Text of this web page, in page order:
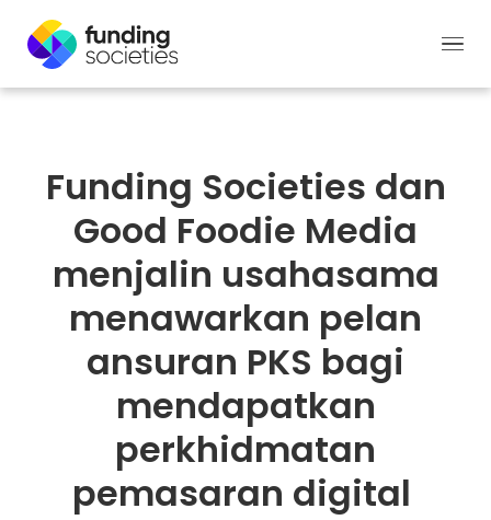
Funding Societies dan
Good Foodie Media
menjalin usahasama
menawarkan pelan
ansuran PKS bagi
mendapatkan
perkhidmatan
pemasaran digital